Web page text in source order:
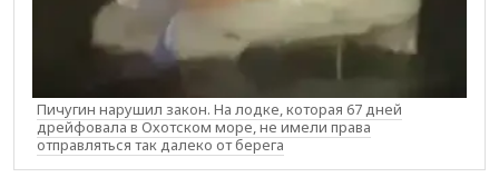
Пичугин нарушил закон. На лодке, которая 67 дней
дрейфовала в Охотском море, не имели права
отправляться так далеко от берега